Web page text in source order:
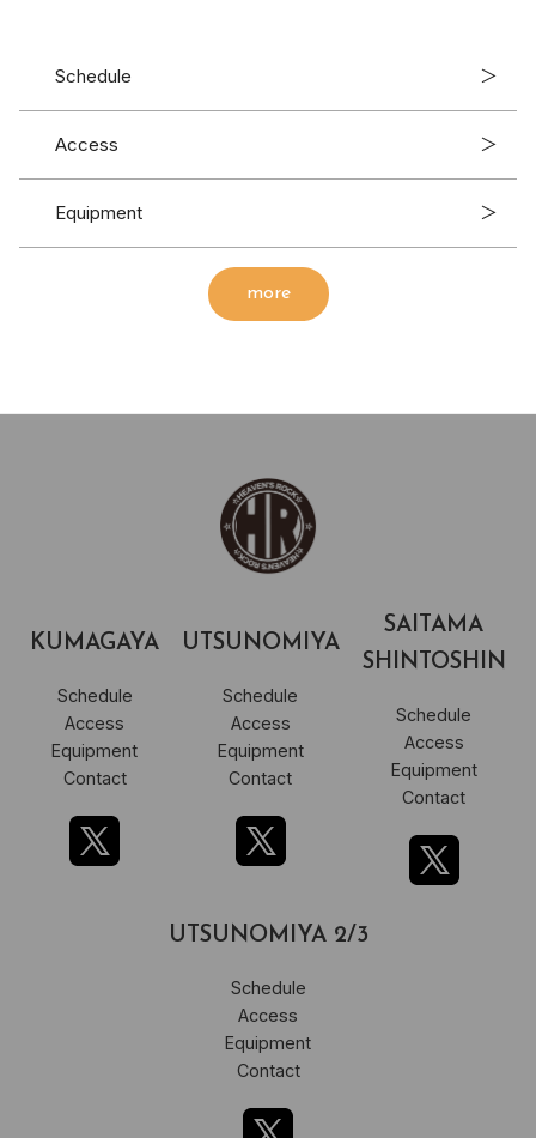
Schedule ＞
Access ＞
Equipment ＞
more
KUMAGAYA
Schedule
Access
Equipment
Contact
UTSUNOMIYA
Schedule
Access
Equipment
Contact
SAITAMA
SHINTOSHIN
Schedule
Access
Equipment
Contact
UTSUNOMIYA 2/3
Schedule
Access
Equipment
Contact